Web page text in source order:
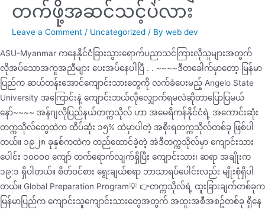
တက်ဖို့အဆင်သင့်ပဲလား
Leave a Comment / Uncategorized / By web dev
ASU-Myanmar ကနေနိုင်ငံခြားသွားရောက်ပညာသင်ကြားလိုသူများအတွက်
လိုအပ်သောအကူအညီများ ပေးအပ်နေပါပြီ . . ~~~~ဒီတခေါက်မှာတော့ မြန်မာ
ပြည်က ဆယ်တန်းအောင်ကျောင်းသားတွေကို လက်ခံပေးမည့် Angelo State
University အကြောင်းနဲ့ ကျောင်းဘယ်လိုလျှောက်ရမလဲဆိုတာပြောပြမယ်
နော်~~~~ အန်ဂျလိုပြည်နယ်တက္ကသိုလ် ဟာ အမေရိကန်နိုင်ငံရဲ့ အကောင်းဆုံး
တက္ကသိုလ်တွေထဲက ထိပ်ဆုံး ၁၅% ထဲမှာပါတဲ့ အစိုးရတက္ကသိုလ်တစ်ခု ဖြစ်ပါ
တယ်။ ၁၉၂၈ ခုနှစ်ကထဲက တည်ထောင်ခဲ့တဲ့ အဲဒီတက္ကသိုလ်မှာ ကျောင်းသား
ပေါင်း ၁၀၀၀၀ ကျော် တက်ရောက်လျက်ရှိပြီး ကျောင်းသား၊ ဆရာ အချိုးက
၁၉:၁ ရှိပါတယ်။ စိတ်ဝင်စား ရွေးချယ်စရာ ဘာသာရပ်ပေါင်းလည်း မျိုးစုံရှိပါ
တယ်။ Global Preparation Program💡 👉တက္ကသိုလ်ရဲ့ ထူးခြားချက်တစ်ခုက
မြန်မာပြည်က ကျောင်းသူကျောင်းသားတွေအတွက် အထူးအစီအစဥ်တစ်ခု ရှိနေ